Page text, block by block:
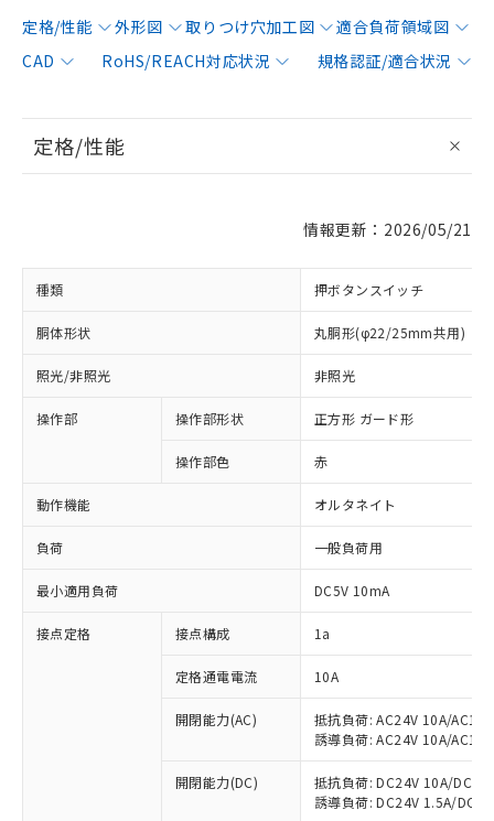
定格/性能 外形図 取りつけ穴加工図
適合負荷領域図
CAD
RoHS/REACH対応状況 規格認証/適合状況
定格/性能
情報更新：2026/05/21
種類 押ボタンスイッチ
胴体形状 丸胴形(φ22/25mm共用)
照光/非照光 非照光
操作部 操作部形状 正方形 ガード形
操作部色 赤
動作機能 オルタネイト
負荷 一般負荷用
最小適用負荷 DC5V 10mA
接点定格 接点構成 1a
定格通電電流 10A
開閉能力(AC)
抵抗負荷: AC24V 10A/
誘導負荷: AC24V 10A/
開閉能力(DC)
抵抗負荷: DC24V 10A/
誘導負荷: DC24V 1.5A/
※1 対応状況
対応済み：EU RoHS指令（10物質）の
非含有に対応した製品が提供可能な商品で
対応予定：EU RoHS指令（10物質）の非含
有に対応した製品に切り替える予定のある